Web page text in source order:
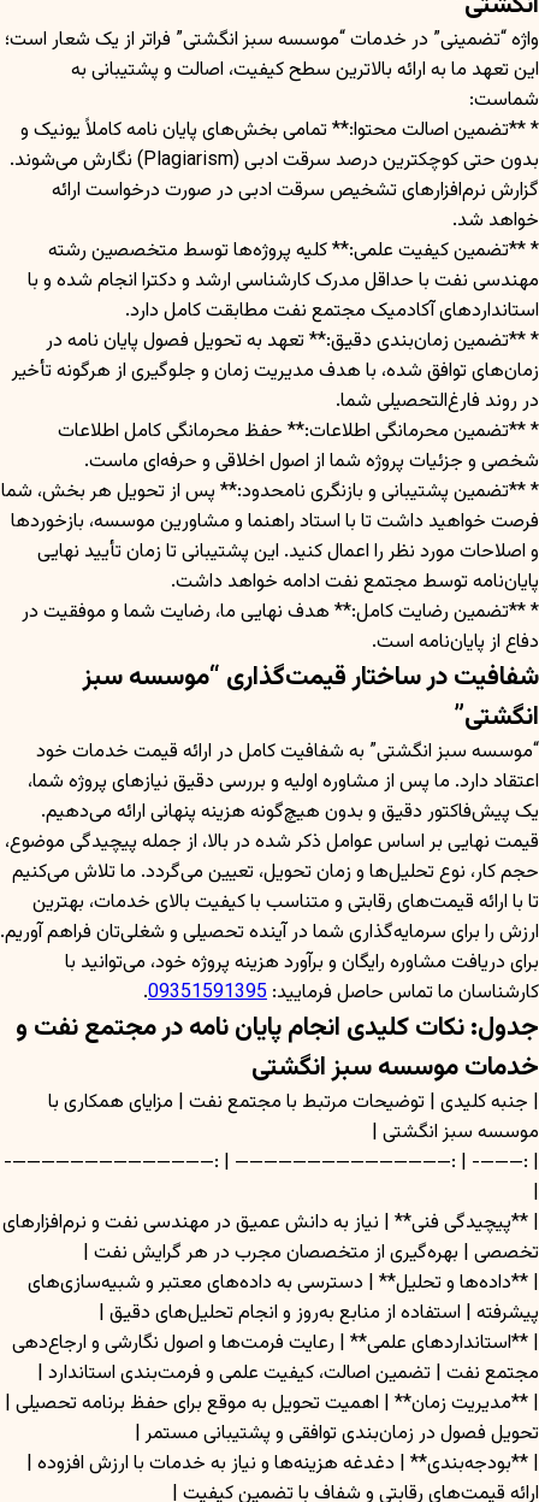
واژه “تضمینی” در خدمات “موسسه سبز انگشتی” فراتر از یک شعار است؛
این تعهد ما به ارائه بالاترین سطح کیفیت، اصالت و پشتیبانی به
شماست:
* **تضمین اصالت محتوا:** تمامی بخش‌های پایان نامه کاملاً یونیک و
بدون حتی کوچکترین درصد سرقت ادبی (Plagiarism) نگارش می‌شوند.
گزارش نرم‌افزارهای تشخیص سرقت ادبی در صورت درخواست ارائه
خواهد شد.
* **تضمین کیفیت علمی:** کلیه پروژه‌ها توسط متخصصین رشته
مهندسی نفت با حداقل مدرک کارشناسی ارشد و دکترا انجام شده و با
استانداردهای آکادمیک مجتمع نفت مطابقت کامل دارد.
* **تضمین زمان‌بندی دقیق:** تعهد به تحویل فصول پایان نامه در
زمان‌های توافق شده، با هدف مدیریت زمان و جلوگیری از هرگونه تأخیر
در روند فارغ‌التحصیلی شما.
* **تضمین محرمانگی اطلاعات:** حفظ محرمانگی کامل اطلاعات
شخصی و جزئیات پروژه شما از اصول اخلاقی و حرفه‌ای ماست.
* **تضمین پشتیبانی و بازنگری نامحدود:** پس از تحویل هر بخش، شما
فرصت خواهید داشت تا با استاد راهنما و مشاورین موسسه، بازخوردها
و اصلاحات مورد نظر را اعمال کنید. این پشتیبانی تا زمان تأیید نهایی
پایان‌نامه توسط مجتمع نفت ادامه خواهد داشت.
* **تضمین رضایت کامل:** هدف نهایی ما، رضایت شما و موفقیت در
دفاع از پایان‌نامه است.
شفافیت در ساختار قیمت‌گذاری “موسسه سبز
انگشتی”
“موسسه سبز انگشتی” به شفافیت کامل در ارائه قیمت خدمات خود
اعتقاد دارد. ما پس از مشاوره اولیه و بررسی دقیق نیازهای پروژه شما،
یک پیش‌فاکتور دقیق و بدون هیچ‌گونه هزینه پنهانی ارائه می‌دهیم.
قیمت نهایی بر اساس عوامل ذکر شده در بالا، از جمله پیچیدگی موضوع،
حجم کار، نوع تحلیل‌ها و زمان تحویل، تعیین می‌گردد. ما تلاش می‌کنیم
تا با ارائه قیمت‌های رقابتی و متناسب با کیفیت بالای خدمات، بهترین
ارزش را برای سرمایه‌گذاری شما در آینده تحصیلی و شغلی‌تان فراهم آوریم.
برای دریافت مشاوره رایگان و برآورد هزینه پروژه خود، می‌توانید با
کارشناسان ما تماس حاصل فرمایید: 09351591395
.
جدول: نکات کلیدی انجام پایان نامه در مجتمع نفت و
خدمات موسسه سبز انگشتی
| جنبه کلیدی | توضیحات مرتبط با مجتمع نفت | مزایای همکاری با
موسسه سبز انگشتی |
| :———- | :——————————————— | :——————————————-
|
| **پیچیدگی فنی** | نیاز به دانش عمیق در مهندسی نفت و نرم‌افزارهای
تخصصی | بهره‌گیری از متخصصان مجرب در هر گرایش نفت |
| **داده‌ها و تحلیل** | دسترسی به داده‌های معتبر و شبیه‌سازی‌های
پیشرفته | استفاده از منابع به‌روز و انجام تحلیل‌های دقیق |
| **استانداردهای علمی** | رعایت فرمت‌ها و اصول نگارشی و ارجاع‌دهی
مجتمع نفت | تضمین اصالت، کیفیت علمی و فرمت‌بندی استاندارد |
| **مدیریت زمان** | اهمیت تحویل به موقع برای حفظ برنامه تحصیلی |
تحویل فصول در زمان‌بندی توافقی و پشتیبانی مستمر |
| **بودجه‌بندی** | دغدغه هزینه‌ها و نیاز به خدمات با ارزش افزوده |
ارائه قیمت‌های رقابتی و شفاف با تضمین کیفیت |